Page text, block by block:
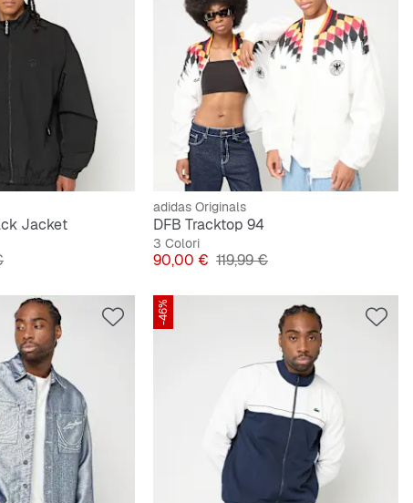
Jacket
adidas Originals
DFB Tracktop 94
3 Colori
Prezzo
90,00 € Prezzo originale
119,99 €
-46%